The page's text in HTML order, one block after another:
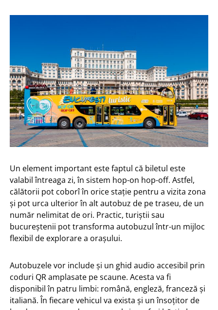
Un element important este faptul că biletul este
valabil întreaga zi, în sistem hop-on hop-off. Astfel,
călătorii pot coborî în orice stație pentru a vizita zona
și pot urca ulterior în alt autobuz de pe traseu, de un
număr nelimitat de ori. Practic, turiștii sau
bucureștenii pot transforma autobuzul într-un mijloc
flexibil de explorare a orașului.
Autobuzele vor include și un ghid audio accesibil prin
coduri QR amplasate pe scaune. Acesta va fi
disponibil în patru limbi: română, engleză, franceză și
italiană. În fiecare vehicul va exista și un însoțitor de